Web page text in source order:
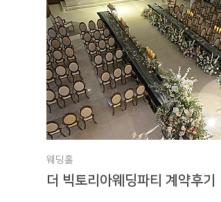
웨딩홀
더 빅토리아웨딩파티 계약후기